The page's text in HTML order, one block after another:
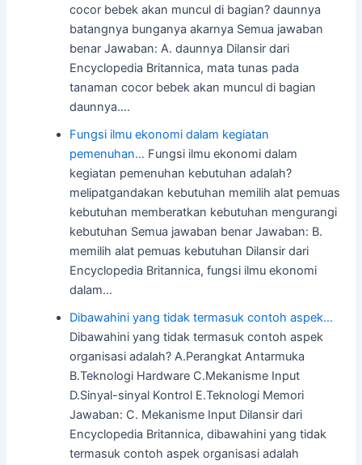
cocor bebek akan muncul di bagian? daunnya
batangnya bunganya akarnya Semua jawaban
benar Jawaban: A. daunnya Dilansir dari
Encyclopedia Britannica, mata tunas pada
tanaman cocor bebek akan muncul di bagian
daunnya.…
Fungsi ilmu ekonomi dalam kegiatan
pemenuhan… Fungsi ilmu ekonomi dalam
kegiatan pemenuhan kebutuhan adalah?
melipatgandakan kebutuhan memilih alat pemuas
kebutuhan memberatkan kebutuhan mengurangi
kebutuhan Semua jawaban benar Jawaban: B.
memilih alat pemuas kebutuhan Dilansir dari
Encyclopedia Britannica, fungsi ilmu ekonomi
dalam…
Dibawahini yang tidak termasuk contoh aspek…
Dibawahini yang tidak termasuk contoh aspek
organisasi adalah? A.Perangkat Antarmuka
B.Teknologi Hardware C.Mekanisme Input
D.Sinyal-sinyal Kontrol E.Teknologi Memori
Jawaban: C. Mekanisme Input Dilansir dari
Encyclopedia Britannica, dibawahini yang tidak
termasuk contoh aspek organisasi adalah